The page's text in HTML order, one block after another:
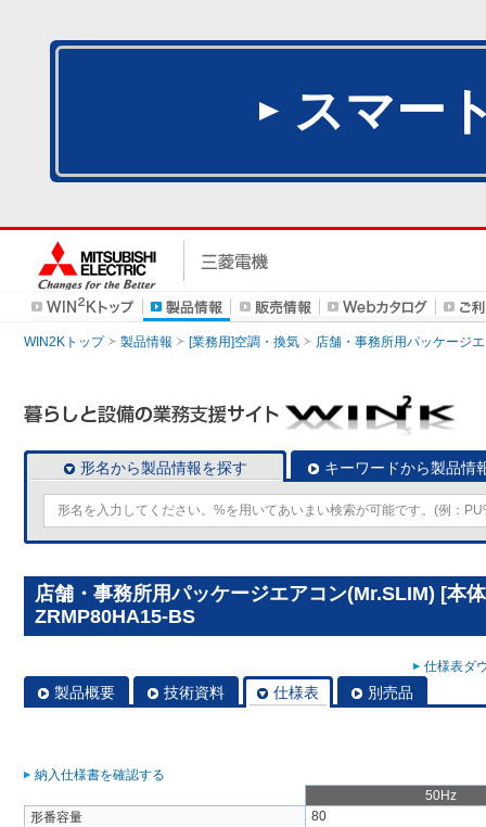
スマー
WIN2Kトップ 製品情報 [業務用]空調・換気 店舗・事務所用パッケージ
形名から製品情報を探す キーワードから製品情
店舗・事務所用パッケージエアコン(Mr.SLIM) [本
ZRMP80HA15-BS
仕様表ダ
製品概要 技術資料 仕様表 別売品
納入仕様書を確認する
50Hz
形番容量
80